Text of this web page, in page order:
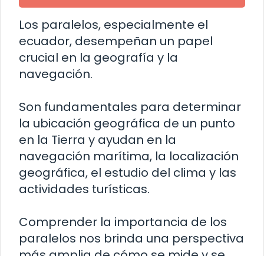
Los paralelos, especialmente el
ecuador, desempeñan un papel
crucial en la geografía y la
navegación.
Son fundamentales para determinar
la ubicación geográfica de un punto
en la Tierra y ayudan en la
navegación marítima, la localización
geográfica, el estudio del clima y las
actividades turísticas.
Comprender la importancia de los
paralelos nos brinda una perspectiva